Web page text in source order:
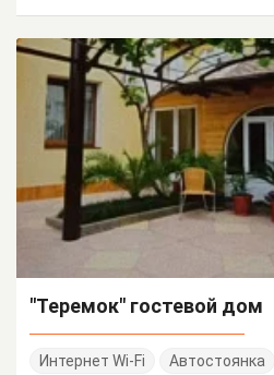
"Теремок" гостевой дом
Интернет Wi-Fi
Автостоянка